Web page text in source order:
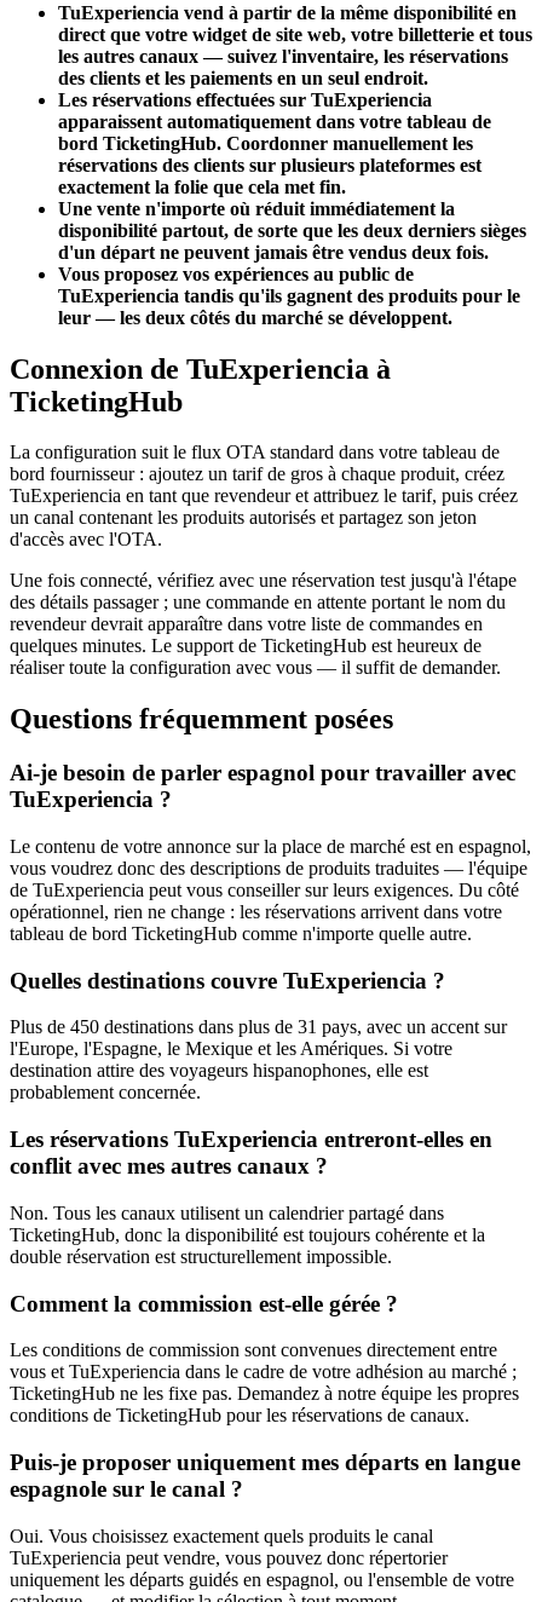
TuExperiencia vend à partir de la même disponibilité en
direct que votre widget de site web, votre billetterie et tous
les autres canaux — suivez l'inventaire, les réservations
des clients et les paiements en un seul endroit.
Les réservations effectuées sur TuExperiencia
apparaissent automatiquement dans votre tableau de
bord TicketingHub. Coordonner manuellement les
réservations des clients sur plusieurs plateformes est
exactement la folie que cela met fin.
Une vente n'importe où réduit immédiatement la
disponibilité partout, de sorte que les deux derniers sièges
d'un départ ne peuvent jamais être vendus deux fois.
Vous proposez vos expériences au public de
TuExperiencia tandis qu'ils gagnent des produits pour le
leur — les deux côtés du marché se développent.
Connexion de TuExperiencia à
TicketingHub
La configuration suit le flux OTA standard dans votre tableau de
bord fournisseur : ajoutez un tarif de gros à chaque produit, créez
TuExperiencia en tant que revendeur et attribuez le tarif, puis créez
un canal contenant les produits autorisés et partagez son jeton
d'accès avec l'OTA.
Une fois connecté, vérifiez avec une réservation test jusqu'à l'étape
des détails passager ; une commande en attente portant le nom du
revendeur devrait apparaître dans votre liste de commandes en
quelques minutes. Le support de TicketingHub est heureux de
réaliser toute la configuration avec vous — il suffit de demander.
Questions fréquemment posées
Ai-je besoin de parler espagnol pour travailler avec
TuExperiencia ?
Le contenu de votre annonce sur la place de marché est en espagnol,
vous voudrez donc des descriptions de produits traduites — l'équipe
de TuExperiencia peut vous conseiller sur leurs exigences. Du côté
opérationnel, rien ne change : les réservations arrivent dans votre
tableau de bord TicketingHub comme n'importe quelle autre.
Quelles destinations couvre TuExperiencia ?
Plus de 450 destinations dans plus de 31 pays, avec un accent sur
l'Europe, l'Espagne, le Mexique et les Amériques. Si votre
destination attire des voyageurs hispanophones, elle est
probablement concernée.
Les réservations TuExperiencia entreront-elles en
conflit avec mes autres canaux ?
Non. Tous les canaux utilisent un calendrier partagé dans
TicketingHub, donc la disponibilité est toujours cohérente et la
double réservation est structurellement impossible.
Comment la commission est-elle gérée ?
Les conditions de commission sont convenues directement entre
vous et TuExperiencia dans le cadre de votre adhésion au marché ;
TicketingHub ne les fixe pas. Demandez à notre équipe les propres
conditions de TicketingHub pour les réservations de canaux.
Puis-je proposer uniquement mes départs en langue
espagnole sur le canal ?
Oui. Vous choisissez exactement quels produits le canal
TuExperiencia peut vendre, vous pouvez donc répertorier
uniquement les départs guidés en espagnol, ou l'ensemble de votre